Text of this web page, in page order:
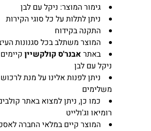
גימור המוצר: ניקל עם לבן
ניתן לתלות על כל סוגי הקירות
התקנה בקידוח
המוצר משתלב בכל סגנונות
באתר אבנר'ס קולקשיין
ניקל עם לבן
ניתן לפנות אלינו על מנת
משלימים
כמו כן, ניתן למצוא באתר
רומיאו וג'ולייט
המוצר קיים במלאי החברה